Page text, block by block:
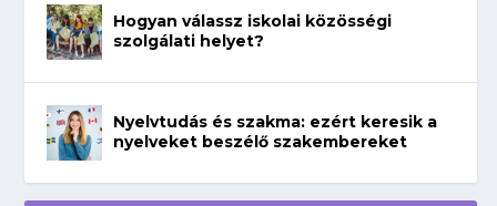
Hogyan válassz iskolai közösségi
szolgálati helyet?
Nyelvtudás és szakma: ezért keresik a
nyelveket beszélő szakembereket